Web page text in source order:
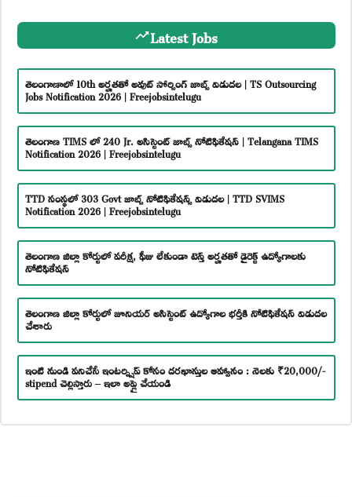
Latest Jobs
తెలంగాణాలో 10th అర్హతతో అవుట్ సోర్సింగ్ జాబ్స్ విడుదల | TS Outsourcing
Jobs Notification 2026 | Freejobsintelugu
తెలంగాణ TIMS లో 240 Jr. అసిస్టెంట్ జాబ్స్ నోటిఫికేషన్ | Telangana TIMS
Notification 2026 | Freejobsintelugu
TTD సంస్థలో 303 Govt జాబ్స్ నోటిఫికేషన్స్ విడుదల | TTD SVIMS
Notification 2026 | Freejobsintelugu
తెలంగాణ జిల్లా కోర్టులో పరీక్ష, ఫీజు లేకుండా టెన్త్ అర్హతతో డైరెక్ట్ ఉద్యోగాలకు
నోటిఫికేషన్
తెలంగాణ జిల్లా కోర్టులో జూనియర్ అసిస్టెంట్ ఉద్యోగాల భర్తీకి నోటిఫికేషన్ విడుదల
చేశారు
ఇంటి నుండి పనిచేసే ఇంటర్న్షిప్ కోసం దరఖాస్తుల ఆహ్వానం : నెలకు ₹20,000/-
stipend చెల్లిస్తారు – ఇలా అప్లై చేయండి